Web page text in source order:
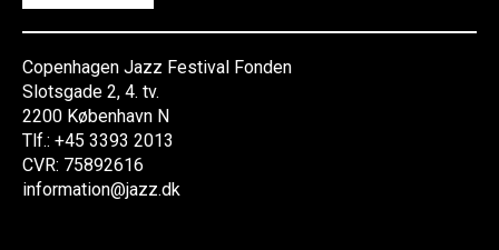
Copenhagen Jazz Festival Fonden
Slotsgade 2, 4. tv.
2200 København N
Tlf.: +45 3393 2013
CVR: 75892616
information@jazz.dk